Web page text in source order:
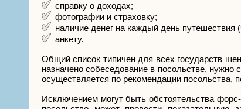
справку о доходах;
фотографии и страховку;
наличие денег на каждый день путешествия
анкету.
Общий список типичен для всех государств
назначено собеседование в посольстве, нужно
осуществляется по рекомендации посольства,
Исключением могут быть обстоятельства